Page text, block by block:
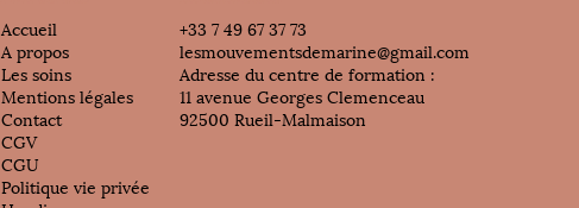
Accueil
A propos
Les soins
Mentions légales
Contact
CGV
CGU
Politique vie privée
​+33 7 49 67 37 73
lesmouvementsdemarine@gmail.com
Adresse du centre de formation :
11 avenue Georges Clemenceau
92500 Rueil-Malmaison